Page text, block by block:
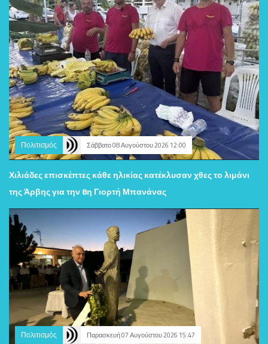
Πολιτισμός Σάββατο 08 Αυγούστου 2026 12:00
Χιλιάδες επισκέπτες κάθε ηλικίας κατέκλυσαν χθες το λιμάνι
της Άρβης για την 8η Γιορτή Μπανάνας
Πολιτισμός Παρασκευή 07 Αυγούστου 2026 15:47